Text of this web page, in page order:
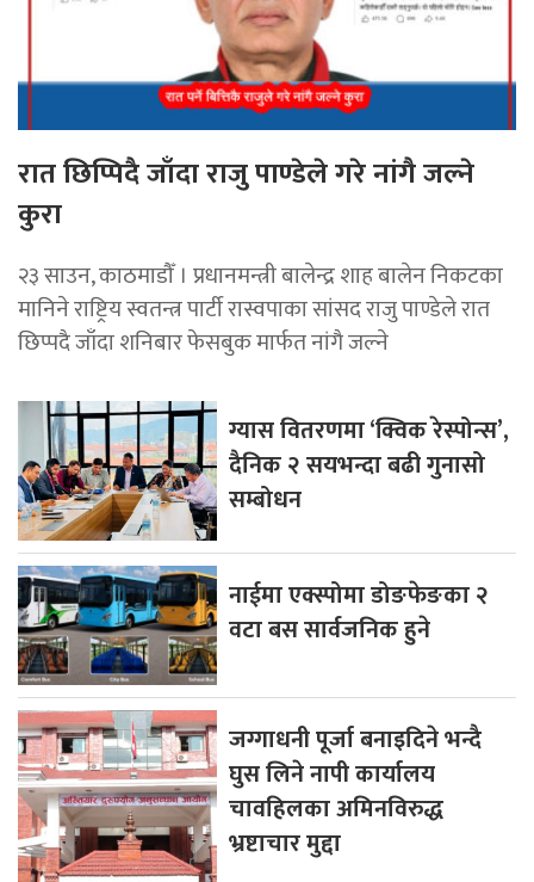
रात छिप्पिदै जाँदा राजु पाण्डेले गरे नांगै जल्ने
कुरा
२३ साउन, काठमाडौँ । प्रधानमन्त्री बालेन्द्र शाह बालेन निकटका
मानिने राष्ट्रिय स्वतन्त्र पार्टी रास्वपाका सांसद राजु पाण्डेले रात
छिप्पदै जाँदा शनिबार फेसबुक मार्फत नांगै जल्ने
ग्यास वितरणमा ‘क्विक रेस्पोन्स’,
दैनिक २ सयभन्दा बढी गुनासो
सम्बोधन
नाईमा एक्स्पोमा डोङफेङका २
वटा बस सार्वजनिक हुने
जग्गाधनी पूर्जा बनाइदिने भन्दै
घुस लिने नापी कार्यालय
चावहिलका अमिनविरुद्ध
भ्रष्टाचार मुद्दा